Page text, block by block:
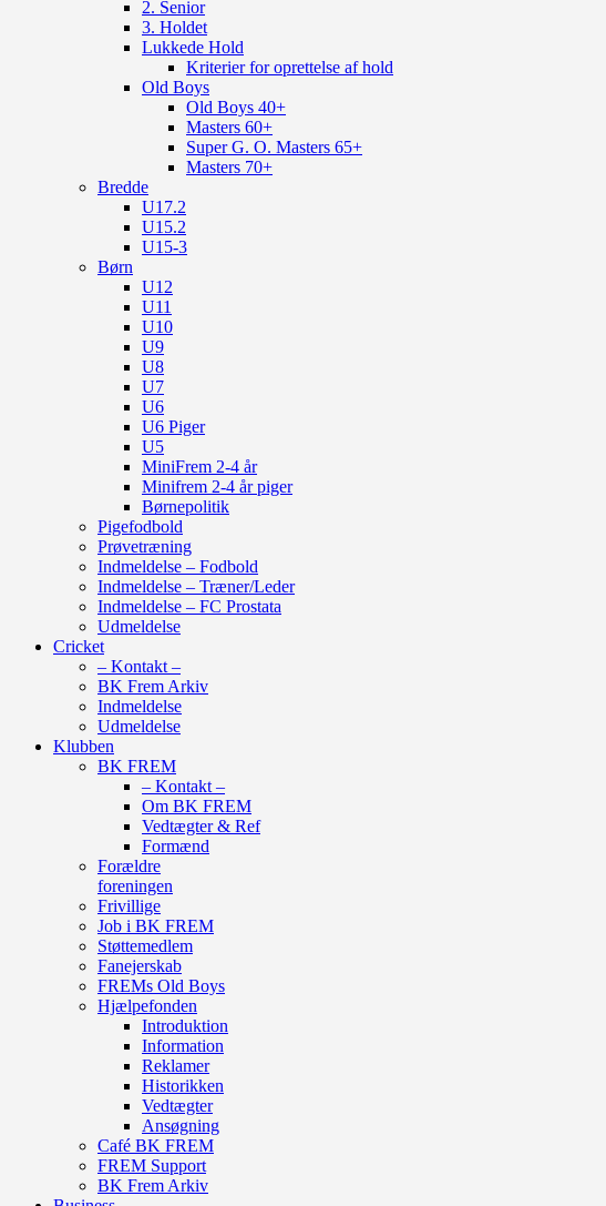
2. Senior
3. Holdet
Lukkede Hold
Kriterier for oprettelse af hold
Old Boys
Old Boys 40+
Masters 60+
Super G. O. Masters 65+
Masters 70+
Bredde
U17.2
U15.2
U15-3
Børn
U12
U11
U10
U9
U8
U7
U6
U6 Piger
U5
MiniFrem 2-4 år
Minifrem 2-4 år piger
Børnepolitik
Pigefodbold
Prøvetræning
Indmeldelse – Fodbold
Indmeldelse – Træner/Leder
Indmeldelse – FC Prostata
Udmeldelse
Cricket
– Kontakt –
BK Frem Arkiv
Indmeldelse
Udmeldelse
Klubben
BK FREM
– Kontakt –
Om BK FREM
Vedtægter & Ref
Formænd
Forældre
foreningen
Frivillige
Job i BK FREM
Støttemedlem
Fanejerskab
FREMs Old Boys
Hjælpefonden
Introduktion
Information
Reklamer
Historikken
Vedtægter
Ansøgning
Café BK FREM
FREM Support
BK Frem Arkiv